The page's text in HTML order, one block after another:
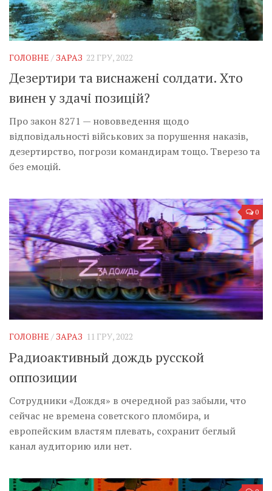
ГОЛОВНЕ / ЗАРАЗ 22 ГРУ, 2022
Дезертири та виснажені солдати. Хто
винен у здачі позицій?
Про закон 8271 — нововведення щодо
відповідальності військових за порушення наказів,
дезертирство, погрози командирам тощо. Тверезо та
без емоцій.
0
ГОЛОВНЕ / ЗАРАЗ 11 ГРУ, 2022
Радиоактивный дождь русской
оппозиции
Сотрудники «Дождя» в очередной раз забыли, что
сейчас не времена советского пломбира, и
европейским властям плевать, сохранит беглый
канал аудиторию или нет.